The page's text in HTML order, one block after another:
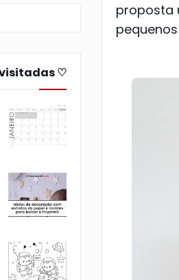
proposta
♡ Postagens mais visitadas ♡